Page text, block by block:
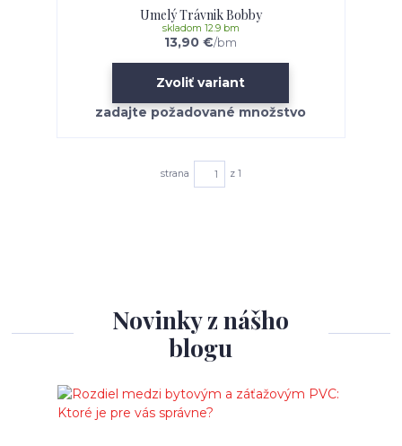
Umelý Trávnik Bobby
13,90 €/bm
skladom 12.9 bm
Zvoliť variant
strana z 1
Novinky z nášho
blogu